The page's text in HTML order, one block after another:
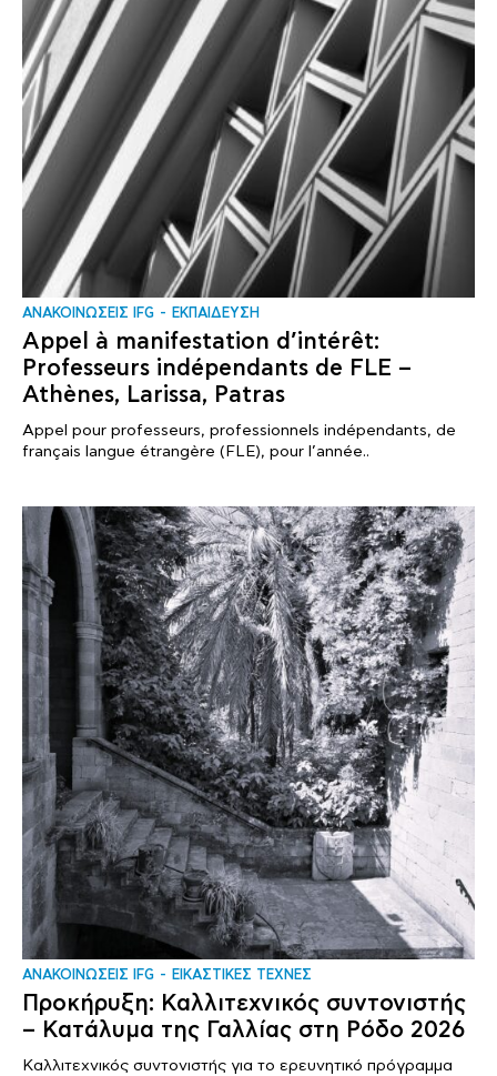
ΑΝΑΚΟΙΝΩΣΕΙΣ IFG ΕΚΠΑΙΔΕΥΣΗ
Appel à manifestation d’intérêt:
Professeurs indépendants de FLE –
Athènes, Larissa, Patras
Appel pour professeurs, professionnels indépendants, de
français langue étrangère (FLE), pour l’année..
ΑΝΑΚΟΙΝΩΣΕΙΣ IFG ΕΙΚΑΣΤΙΚΕΣ ΤΕΧΝΕΣ
Προκήρυξη: Καλλιτεχνικός συντονιστής
– Κατάλυμα της Γαλλίας στη Ρόδο 2026
Καλλιτεχνικός συντονιστής για το ερευνητικό πρόγραμμα